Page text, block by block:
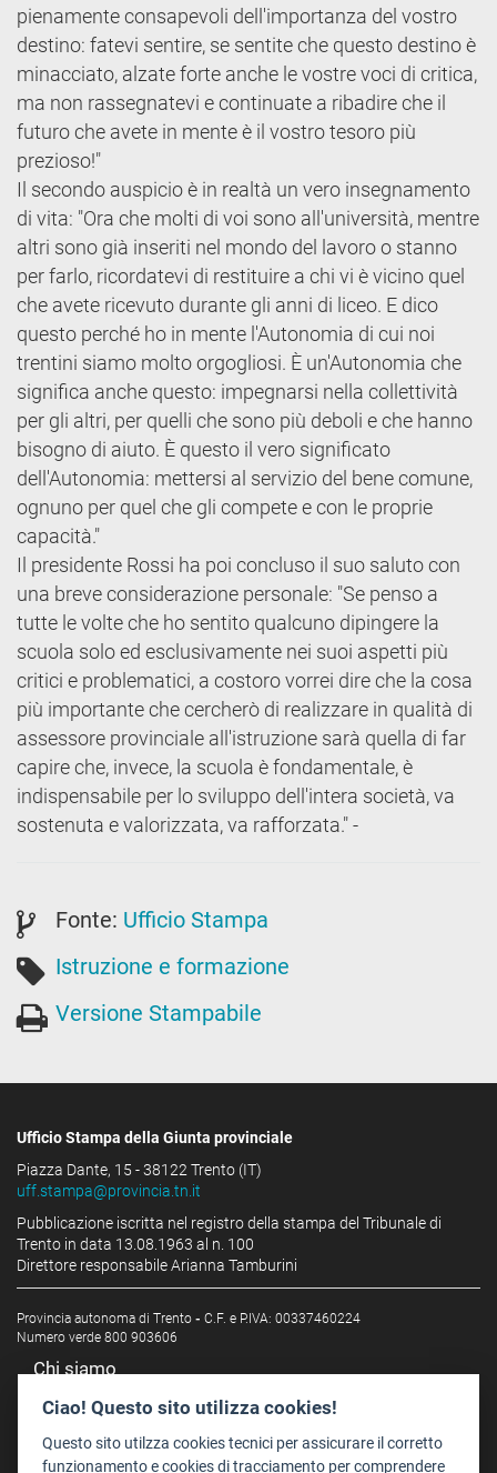
pienamente consapevoli dell'importanza del vostro
destino: fatevi sentire, se sentite che questo destino è
minacciato, alzate forte anche le vostre voci di critica,
ma non rassegnatevi e continuate a ribadire che il
futuro che avete in mente è il vostro tesoro più
prezioso!"
Il secondo auspicio è in realtà un vero insegnamento
di vita: "Ora che molti di voi sono all'università, mentre
altri sono già inseriti nel mondo del lavoro o stanno
per farlo, ricordatevi di restituire a chi vi è vicino quel
che avete ricevuto durante gli anni di liceo. E dico
questo perché ho in mente l'Autonomia di cui noi
trentini siamo molto orgogliosi. È un'Autonomia che
significa anche questo: impegnarsi nella collettività
per gli altri, per quelli che sono più deboli e che hanno
bisogno di aiuto. È questo il vero significato
dell'Autonomia: mettersi al servizio del bene comune,
ognuno per quel che gli compete e con le proprie
capacità."
Il presidente Rossi ha poi concluso il suo saluto con
una breve considerazione personale: "Se penso a
tutte le volte che ho sentito qualcuno dipingere la
scuola solo ed esclusivamente nei suoi aspetti più
critici e problematici, a costoro vorrei dire che la cosa
più importante che cercherò di realizzare in qualità di
assessore provinciale all'istruzione sarà quella di far
capire che, invece, la scuola è fondamentale, è
indispensabile per lo sviluppo dell'intera società, va
sostenuta e valorizzata, va rafforzata." -
Fonte: Ufficio Stampa
Istruzione e formazione
Versione Stampabile
Ufficio Stampa della Giunta provinciale
Piazza Dante, 15 - 38122 Trento (IT)
uff.stampa@provincia.tn.it
Pubblicazione iscritta nel registro della stampa del Tribunale di
Trento in data 13.08.1963 al n. 100
Direttore responsabile Arianna Tamburini
Provincia autonoma di Trento - C.F. e P.IVA: 00337460224
Numero verde 800 903606
Chi siamo
Redazione
Staff
Format - Centro Audiovisivi
Ciao! Questo sito utilizza cookies!
Questo sito utilzza cookies tecnici per assicurare il corretto
funzionamento e cookies di tracciamento per comprendere